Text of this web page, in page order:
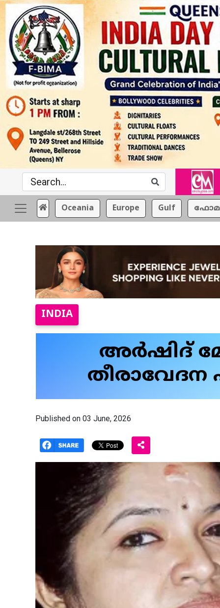
Oceania Europe Gulf
INDIA
അർഷിദ്
Published on 03 June, 2026